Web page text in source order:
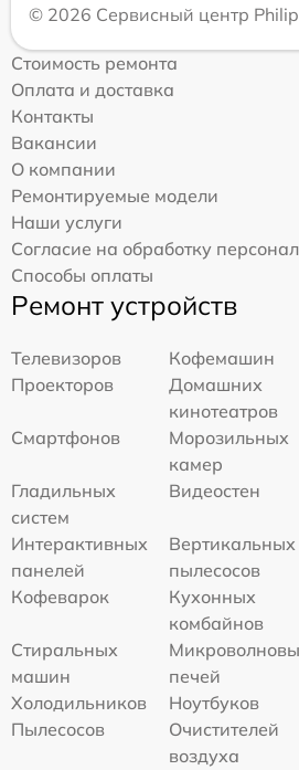
© 2026 Сервисный центр
Стоимость ремонта
Оплата и доставка
Контакты
Вакансии
О компании
Ремонтируемые модели
Наши услуги
Согласие на обработку
Способы оплаты
Ремонт устройств
Телевизоров
Кофемашин
Проекторов
Домашних
кинотеатров
Смартфонов
Морозильных
камер
Гладильных
систем
Видеостен
Интерактивных
панелей
Вертикальных
пылесосов
Кофеварок
Кухонных
комбайнов
Стиральных
машин
печей
Холодильников
Ноутбуков
Пылесосов
Очистителей
воздуха